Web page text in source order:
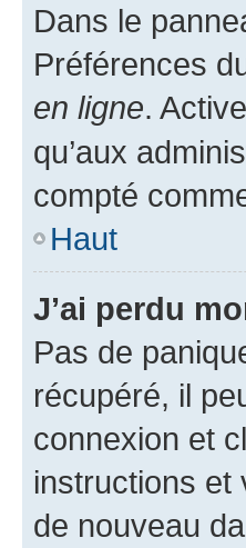
Dans le
Préférences
en ligne.
qu’aux
compté
Haut
J’ai perdu
Pas de
récupéré, il
connexion et
instructions et
de nouveau